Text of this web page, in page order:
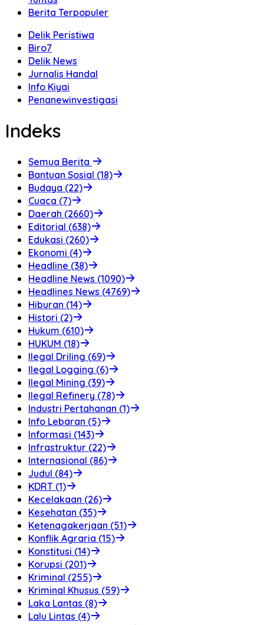
Berita Terpopuler
Delik Peristiwa
Biro7
Delik News
Jurnalis Handal
Info Kiyai
Penanewinvestigasi
Indeks
Semua Berita
Bantuan Sosial (18)
Budaya (22)
Cuaca (7)
Daerah (2660)
Editorial (638)
Edukasi (260)
Ekonomi (4)
Headline (38)
Headline News (1090)
Headlines News (4769)
Hiburan (14)
Histori (2)
Hukum (610)
HUKUM (18)
Ilegal Driling (69)
Ilegal Logging (6)
Ilegal Mining (39)
Ilegal Refinery (78)
Industri Pertahanan (1)
Info Lebaran (5)
Informasi (143)
Infrastruktur (22)
Internasional (86)
Judul (84)
KDRT (1)
Kecelakaan (26)
Kesehatan (35)
Ketenagakerjaan (51)
Konflik Agraria (15)
Konstitusi (14)
Korupsi (201)
Kriminal (255)
Kriminal Khusus (59)
Laka Lantas (8)
Lalu Lintas (4)